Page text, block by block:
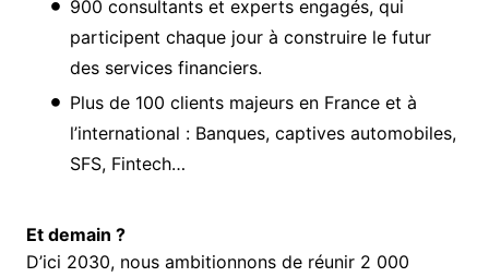
900 consultants et experts engagés, qui
participent chaque jour à construire le futur
des services financiers.
Plus de 100 clients majeurs en France et à
l’international : Banques, captives automobiles,
SFS, Fintech…
Et demain ?
D’ici 2030, nous ambitionnons de réunir 2 000